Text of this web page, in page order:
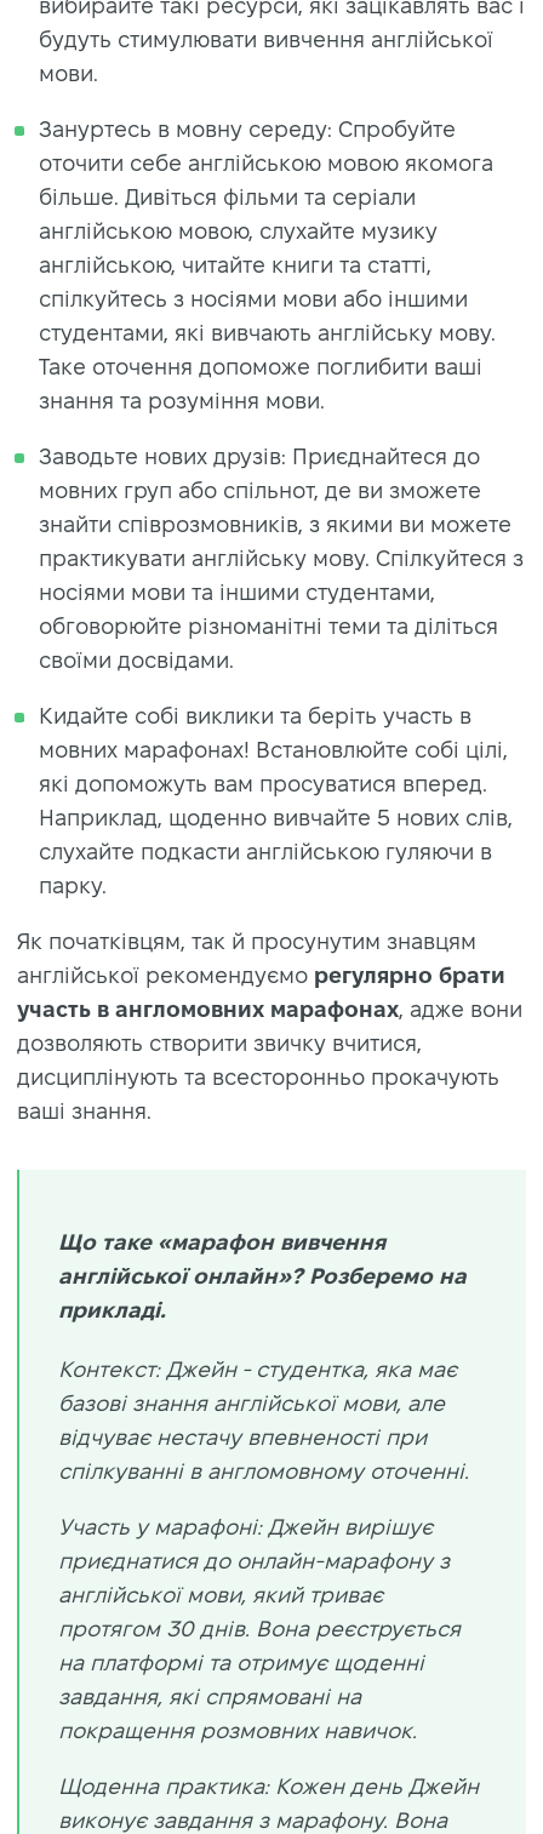
вибирайте такі ресурси, які зацікавлять вас і
будуть стимулювати вивчення англійської
мови.
Зануртесь в мовну середу: Спробуйте
оточити себе англійською мовою якомога
більше. Дивіться фільми та серіали
англійською мовою, слухайте музику
англійською, читайте книги та статті,
спілкуйтесь з носіями мови або іншими
студентами, які вивчають англійську мову.
Таке оточення допоможе поглибити ваші
знання та розуміння мови.
Заводьте нових друзів: Приєднайтеся до
мовних груп або спільнот, де ви зможете
знайти співрозмовників, з якими ви можете
практикувати англійську мову. Спілкуйтеся з
носіями мови та іншими студентами,
обговорюйте різноманітні теми та діліться
своїми досвідами.
Кидайте собі виклики та беріть участь в
мовних марафонах! Встановлюйте собі цілі,
які допоможуть вам просуватися вперед.
Наприклад, щоденно вивчайте 5 нових слів,
слухайте подкасти англійською гуляючи в
парку.
Як початківцям, так й просунутим знавцям
англійської рекомендуємо регулярно брати
участь в англомовних марафонах, адже вони
дозволяють створити звичку вчитися,
дисциплінують та всесторонньо прокачують
ваші знання.
Що таке «марафон вивчення
англійської онлайн»? Розберемо на
прикладі.
Контекст: Джейн - студентка, яка має
базові знання англійської мови, але
відчуває нестачу впевненості при
спілкуванні в англомовному оточенні.
Участь у марафоні: Джейн вирішує
приєднатися до онлайн-марафону з
англійської мови, який триває
протягом 30 днів. Вона реєструється
на платформі та отримує щоденні
завдання, які спрямовані на
покращення розмовних навичок.
Щоденна практика: Кожен день Джейн
виконує завдання з марафону. Вона